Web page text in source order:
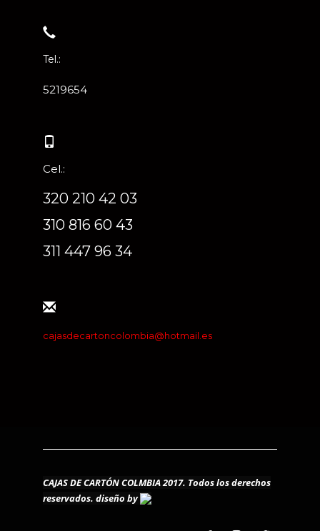
Tel.:
5219654
Cel.:
320 210 42 03
310 816 60 43
311 447 96 34
cajasdecartoncolombia@hotmail.es
CAJAS DE CARTÓN COLMBIA 2017. Todos los derechos
reservados. diseño by